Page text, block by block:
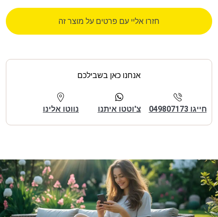
חזרו אליי עם פרטים על מוצר זה
אנחנו כאן בשבילכם
חייגו 049807173 צ'וטטו איתנו נווטו אלינו